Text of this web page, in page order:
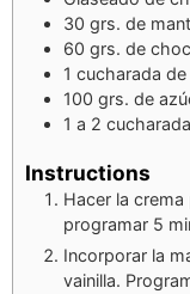
30 grs. de
60 grs. de
1 cucharada de
100 grs. de
1 a 2
Instructions
Hacer la
programar 5
Incorporar la
vainilla.